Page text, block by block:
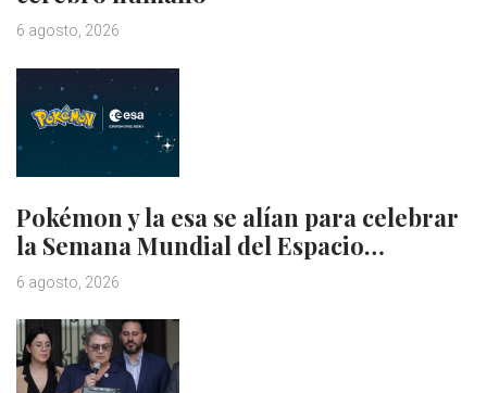
6 agosto, 2026
Pokémon y la esa se alían para celebrar
la Semana Mundial del Espacio…
6 agosto, 2026